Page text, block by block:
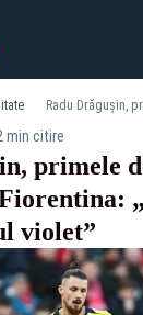
min citire
primele
violet”